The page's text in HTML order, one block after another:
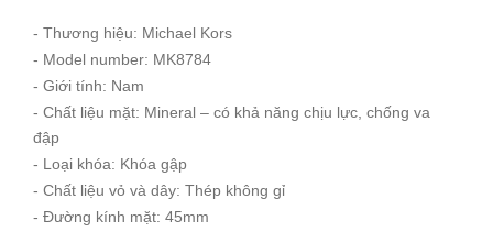
- Thương hiệu: Michael Kors
- Model number: MK8784
- Giới tính: Nam
- Chất liệu mặt: Mineral – có khả năng chịu lực, chống va
đập
- Loại khóa: Khóa gập
- Chất liệu vỏ và dây: Thép không gỉ
- Đường kính mặt: 45mm